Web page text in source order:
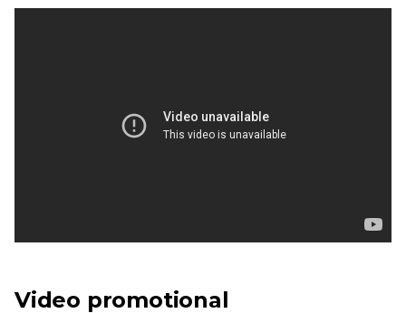
Video promotional